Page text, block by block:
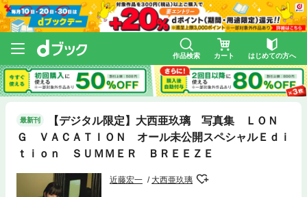
作品検索 カート はじめての方へ
最新刊
【デジタル限定】大西亜玖璃 写真集 ＬＯＮ
Ｇ ＶＡＣＡＴＩＯＮ オール未公開スペシャルＥｄｉ
ｔｉｏｎ ＳＵＭＭＥＲ ＢＲＥＥＺＥ
近藤宏一 大西亜玖璃